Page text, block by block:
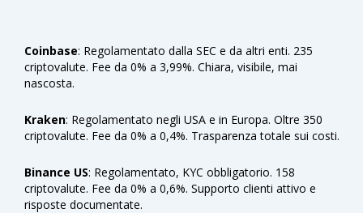
Coinbase: Regolamentato dalla SEC e da altri enti. 235
criptovalute. Fee da 0% a 3,99%. Chiara, visibile, mai
nascosta.
Kraken: Regolamentato negli USA e in Europa. Oltre 350
criptovalute. Fee da 0% a 0,4%. Trasparenza totale sui costi.
Binance US: Regolamentato, KYC obbligatorio. 158
criptovalute. Fee da 0% a 0,6%. Supporto clienti attivo e
risposte documentate.